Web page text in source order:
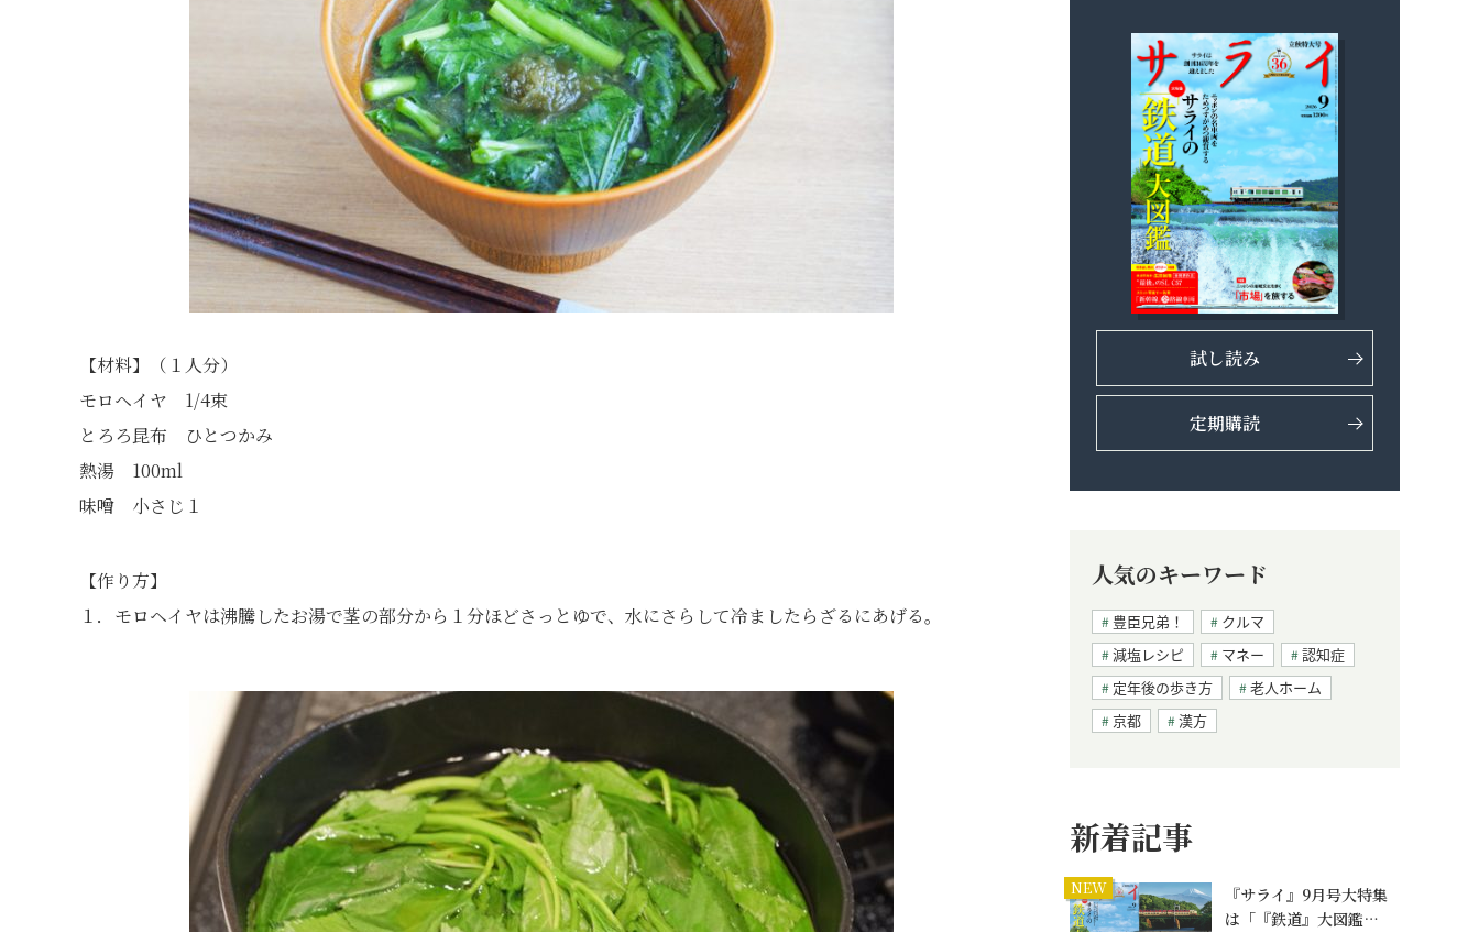
【材料】（１人分）
モロヘイヤ 1/4束
とろろ昆布 ひとつかみ
熱湯 100ml
味噌 小さじ１
【作り方】
１．モロヘイヤは沸騰したお湯で茎の部分から１分ほどさっとゆで、水にさらして冷ましたらざるにあげる。
試し読み
定期購読
人気のキーワード
豊臣兄弟！
クルマ
減塩レシピ
マネー
認知症
定年後の歩き方
老人ホーム
京都
漢方
新着記事
NEW
『サライ』9月号大特集
は「『鉄道』大図鑑…